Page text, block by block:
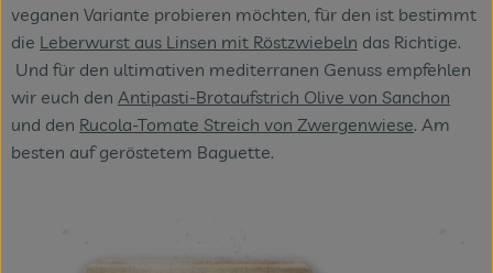
veganen Variante probieren möchten, für den ist bestimmt
die Leberwurst aus Linsen mit Röstzwiebeln das Richtige.
Und für den ultimativen mediterranen Genuss empfehlen
wir euch den Antipasti-Brotaufstrich Olive von Sanchon
und den Rucola-Tomate Streich von Zwergenwiese. Am
besten auf geröstetem Baguette.